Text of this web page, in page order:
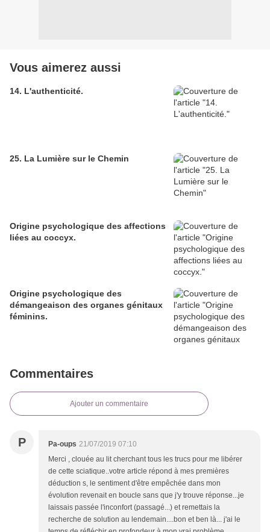
Vous aimerez aussi
14. L'authenticité.
25. La Lumière sur le Chemin
Origine psychologique des affections
liées au coccyx.
Origine psychologique des
démangeaison des organes génitaux
féminins.
Commentaires
Ajouter un commentaire
P Pa-oups 21/07/2019 07:10
Merci , clouée au lit cherchant tous les trucs pour me libérer
de cette sciatique..votre article répond à mes premières
déduction s, le sentiment d'être empêchée dans mon
évolution revenait en boucle sans que j'y trouve réponse...je
laissais passée l'inconfort (passagé...) et remettais la
recherche de solution au lendemain....bon et ben là... j'ai le